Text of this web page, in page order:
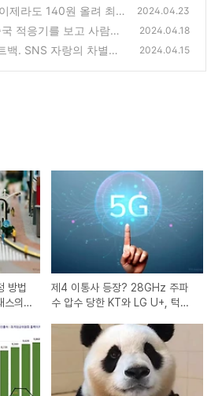
(0)
제라도 140원 올려 최저
까?
(1)
2024.04.23
적응기를 보고 사람의
(0)
2024.04.18
백. SNS 자랑의 차별화
2024.04.15
방법
의
제4 이통사 등장? 28GHz 주파
수 압수 당한 KT와 LG U+, 턱걸